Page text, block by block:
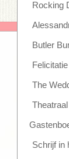
Rocking
Butler
The
Schrijf in